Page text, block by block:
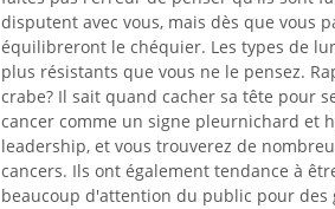
disputent avec vous, mais dès que vous
équilibreront le chéquier. Les types de
plus résistants que vous ne le pensez.
crabe? Il sait quand cacher sa tête pour
cancer comme un signe pleurnichard et
leadership, et vous trouverez de
cancers. Ils ont également tendance à
beaucoup d'attention du public pour des